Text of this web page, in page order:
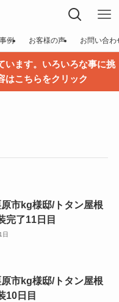
例 お客様の声 お問い合わ
います。いろいろな事に挑
はこちらをクリック
市kg様邸/トタン屋根
完了11日目
日
市kg様邸/トタン屋根
10日目